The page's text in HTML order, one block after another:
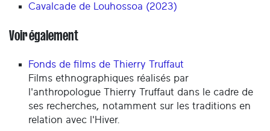
Cavalcade de Louhossoa (2023)
Voir également
Fonds de films de Thierry Truffaut
Films ethnographiques réalisés par
l'anthropologue Thierry Truffaut dans le cadre de
ses recherches, notamment sur les traditions en
relation avec l'Hiver.